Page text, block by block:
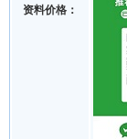
资料价格：